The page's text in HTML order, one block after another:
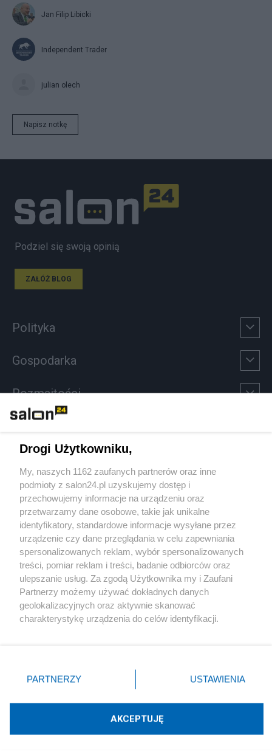
Jan Filip Libicki
Independent Trader
julian olech
Napisz notkę
Podziel się swoją opinią
ZAŁÓŻ BLOG
Polityka
Gospodarka
Rozmaitości
Sport
Społeczeństwo
Kultura
X Facebook Instagram Youtube
Technologię dostarcza:W3media.pl
Drogi Użytkowniku,
My, naszych 1162 zaufanych partnerów oraz inne
podmioty z salon24.pl uzyskujemy dostęp i
przechowujemy informacje na urządzeniu oraz
przetwarzamy dane osobowe, takie jak unikalne
identyfikatory, standardowe informacje wysyłane przez
urządzenie czy dane przeglądania w celu zapewniania
spersonalizowanych reklam, wybór spersonalizowanych
treści, pomiar reklam i treści, badanie odbiorców oraz
ulepszanie usług. Za zgodą Użytkownika my i Zaufani
Partnerzy możemy używać dokładnych danych
geolokalizacyjnych oraz aktywnie skanować
charakterystykę urządzenia do celów identyfikacji.
zmienić/wycofać klikając przycisk ustawień prywatności
znajdujący się w lewym dolnym rogu strony
rodzaje przetwarzania danych nie wymagają zgody
użytkownika, ale masz prawo sprzeciwić się takiemu
przetwarzaniu. Preferencje będą miały zastosowania tylko
PARTNERZY USTAWIENIA
AKCEPTUJĘ